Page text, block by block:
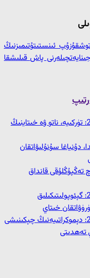
ئىنستىتۇتىمىزنىڭ
پاش قىلىشقا
خەلقئارا ۋەزىيەت ۋە كۈنتەرتىپ 218: تۈركىيە، ناتو ۋە خىتاينىڭ
دۇنياغا سۇنۇلىۋاتقان
تەڭپۇڭلۇقى قانداق
خەلقئارا ۋەزىيەت ۋە كۈنتەرتىپ 215: گېئوپولىتىكىلىق
خىتاي
خەلقئارا ۋەزىيەت ۋە كۈنتەرتىپ 214: دېموكراتىيەنىڭ چېكىنىشى
تەھدىتى